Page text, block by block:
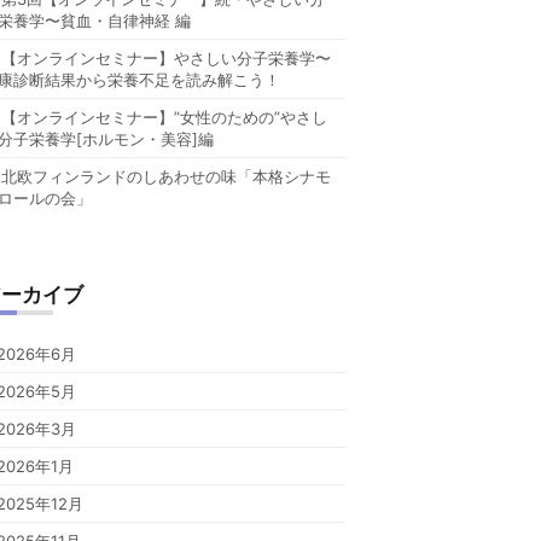
養学〜貧血・自律神経 編
【オンラインセミナー】やさしい分子栄養学〜
診断結果から栄養不足を読み解こう！
【オンラインセミナー】”女性のための”やさし
子栄養学[ホルモン・美容]編
北欧フィンランドのしあわせの味「本格シナモ
ールの会」
カイブ
年6月
年5月
年3月
年1月
年12月